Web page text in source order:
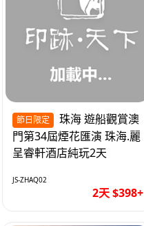
節日限定
門第34屆煙花匯演 珠海.麗
呈睿軒酒店純玩2天
JS-ZHAQ02
2天 $398+